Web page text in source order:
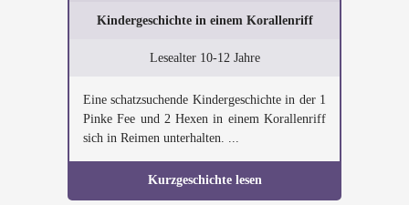
Kindergeschichte in einem Korallenriff
Lesealter 10-12 Jahre
Eine schatzsuchende Kindergeschichte in der 1
Pinke Fee und 2 Hexen in einem Korallenriff
sich in Reimen unterhalten. ...
Kurzgeschichte lesen